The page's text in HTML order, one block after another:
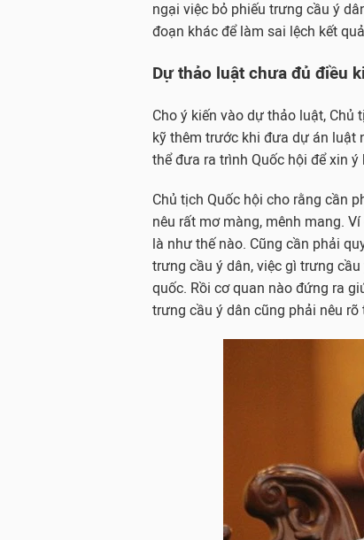
ngại việc bỏ phiếu trưng cầu ý
đoạn khác để làm sai lệch kết
Dự thảo luật chưa đủ điều
Cho ý kiến vào dự thảo luật, Chủ
kỹ thêm trước khi đưa dự án luật
thể đưa ra trình Quốc hội để xin ý
Chủ tịch Quốc hội cho rằng cần
nêu rất mơ màng, mênh mang.
là như thế nào. Cũng cần phải
trưng cầu ý dân, việc gì trưng
quốc. Rồi cơ quan nào đứng ra
trưng cầu ý dân cũng phải nêu